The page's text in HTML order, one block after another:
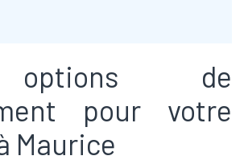
de
pour votre
Maurice